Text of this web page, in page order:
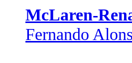
McLaren-
Fernando